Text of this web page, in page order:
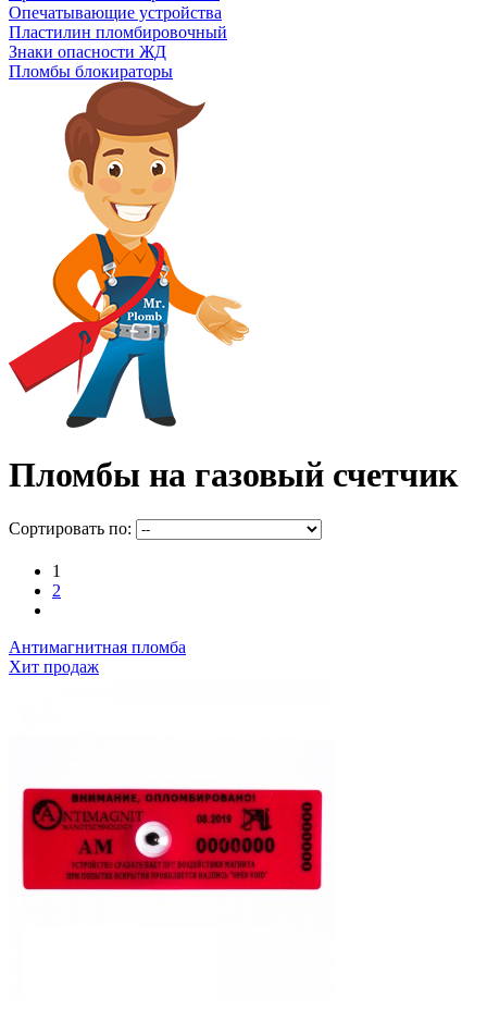
Опечатывающие устройства
Пластилин пломбировочный
Знаки опасности ЖД
Пломбы блокираторы
Пломбы на газовый счетчик
Сортировать по:
1
2
Антимагнитная пломба
Хит продаж